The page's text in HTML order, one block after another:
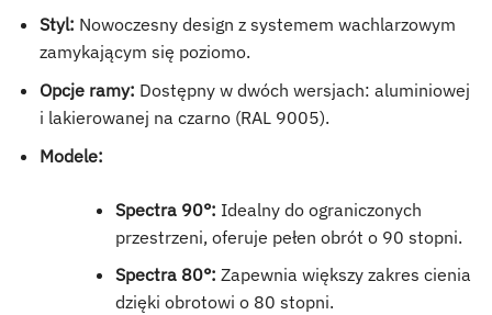
Styl: Nowoczesny design z systemem wachlarzowym
zamykającym się poziomo.
Opcje ramy: Dostępny w dwóch wersjach: aluminiowej
i lakierowanej na czarno (RAL 9005).
Modele:
Spectra 90°: Idealny do ograniczonych
przestrzeni, oferuje pełen obrót o 90 stopni.
Spectra 80°: Zapewnia większy zakres cienia
dzięki obrotowi o 80 stopni.